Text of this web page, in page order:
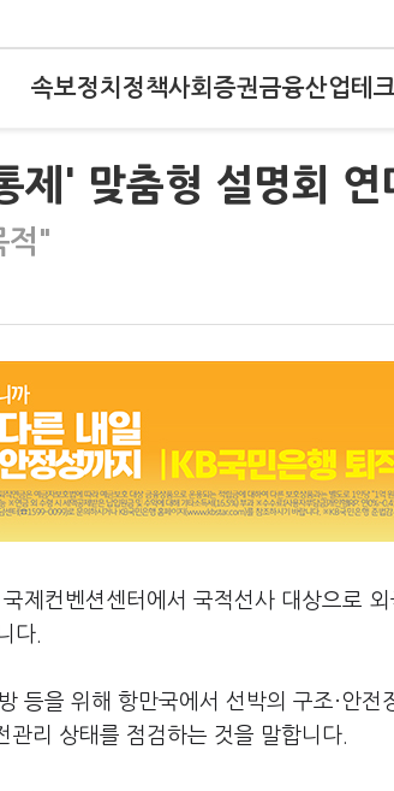
속보정치 정책사회 증권금융산업테
제' 맞춤형 설명회 연
적"
제컨벤션센터에서 국적선사 대상으로
다.
등을 위해 항만국에서 선박의 구조·안전
리 상태를 점검하는 것을 말합니다.